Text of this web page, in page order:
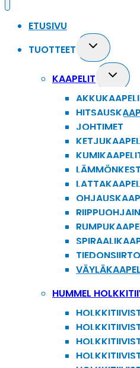
ETUSIVU
TUOTTEET
Toggle
child
menu
KAAPELIT
Toggle
child
menu
JOHTIMET
HUMMEL